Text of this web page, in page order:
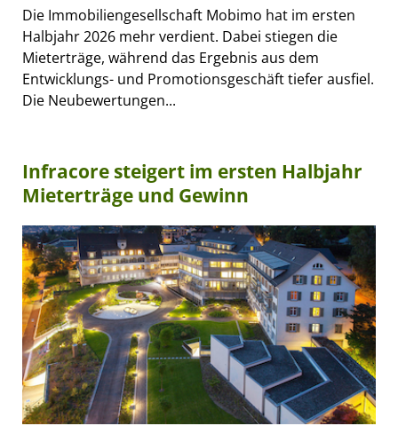
Die Immobiliengesellschaft Mobimo hat im ersten
Halbjahr 2026 mehr verdient. Dabei stiegen die
Mieterträge, während das Ergebnis aus dem
Entwicklungs- und Promotionsgeschäft tiefer ausfiel.
Die Neubewertungen...
Infracore steigert im ersten Halbjahr
Mieterträge und Gewinn